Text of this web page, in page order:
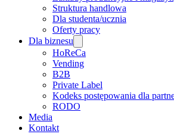
Struktura handlowa
Dla studenta/ucznia
Oferty pracy
Dla biznesu
HoReCa
Vending
B2B
Private Label
Kodeks postępowania dla
RODO
Media
Kontakt